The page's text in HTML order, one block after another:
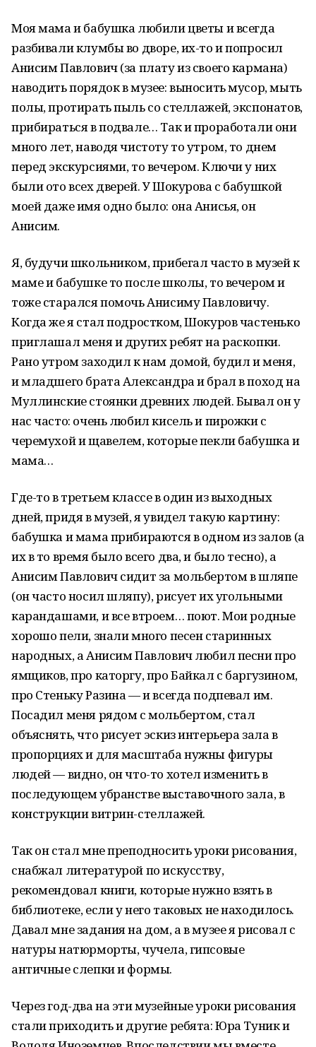
Моя мама и бабушка любили цветы и всегда
разбивали клумбы во дворе, их-то и попросил
Анисим Павлович (за плату из своего кармана)
наводить порядок в музее: выносить мусор, мыть
полы, протирать пыль со стеллажей, экспонатов,
прибираться в подвале… Так и проработали они
много лет, наводя чистоту то утром, то днем
перед экскурсиями, то вечером. Ключи у них
были ото всех дверей. У Шокурова с бабушкой
моей даже имя одно было: она Анисья, он
Анисим.
Я, будучи школьником, прибегал часто в музей к
маме и бабушке то после школы, то вечером и
тоже старался помочь Анисиму Павловичу.
Когда же я стал подростком, Шокуров частенько
приглашал меня и других ребят на раскопки.
Рано утром заходил к нам домой, будил и меня,
и младшего брата Александра и брал в поход на
Муллинские стоянки древних людей. Бывал он у
нас часто: очень любил кисель и пирожки с
черемухой и щавелем, которые пекли бабушка и
мама…
Где-то в третьем классе в один из выходных
дней, придя в музей, я увидел такую картину:
бабушка и мама прибираются в одном из залов (а
их в то время было всего два, и было тесно), а
Анисим Павлович сидит за мольбертом в шляпе
(он часто носил шляпу), рисует их угольными
карандашами, и все втроем… поют. Мои родные
хорошо пели, знали много песен старинных
народных, а Анисим Павлович любил песни про
ямщиков, про каторгу, про Байкал с баргузином,
про Стеньку Разина — и всегда подпевал им.
Посадил меня рядом с мольбертом, стал
объяснять, что рисует эскиз интерьера зала в
пропорциях и для масштаба нужны фигуры
людей — видно, он что-то хотел изменить в
последующем убранстве выставочного зала, в
конструкции витрин-стеллажей.
Так он стал мне преподносить уроки рисования,
снабжал литературой по искусству,
рекомендовал книги, которые нужно взять в
библиотеке, если у него таковых не находилось.
Давал мне задания на дом, а в музее я рисовал с
натуры натюрморты, чучела, гипсовые
античные слепки и формы.
Через год-два на эти музейные уроки рисования
стали приходить и другие ребята: Юра Туник и